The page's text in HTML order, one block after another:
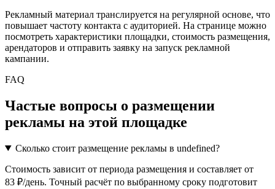
Рекламный материал транслируется на регулярной основе, что
повышает частоту контакта с аудиторией. На странице можно
посмотреть характеристики площадки, стоимость размещения,
арендаторов и отправить заявку на запуск рекламной
кампании.
FAQ
Частые вопросы о размещении
рекламы на этой площадке
Сколько стоит размещение рекламы в undefined?
Стоимость зависит от периода размещения и составляет от
83 ₽/день. Точный расчёт по выбранному сроку подготовит